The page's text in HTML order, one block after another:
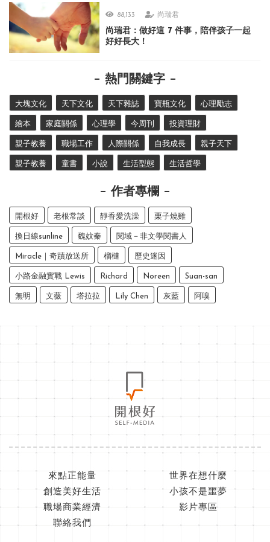
88,133 尚瑞君
尚瑞君：做好這 7 件事，陪伴孩子一起
好好長大！
熱門關鍵字
大塊文化 天下文化 天下雜誌 寶瓶文化 心理勵志
繪本 家庭關係 心理學 今周刊 投資理財
親子教養 職場工作 人際關係 自我成長 親子天下
親子教養 童書 小說 生活型態 生活哲學
作者專欄
開根好 老根常談 靜香愛洗澡 栗子燒雞
換日線sunline 魏妏秦 閱域－非文學閱書人
Miracle｜奇蹟放送所 榴槤 歷史迷因
小路金融實戰 Lewis Richard Noreen Suan-san
無明 文薇 塔拉拉 Lily Chen 灰藍 阿嗅
來點正能量
世界在想什麼
創造美好生活
小孩不是噩夢
職場商業經濟
影片專區
聯絡我們